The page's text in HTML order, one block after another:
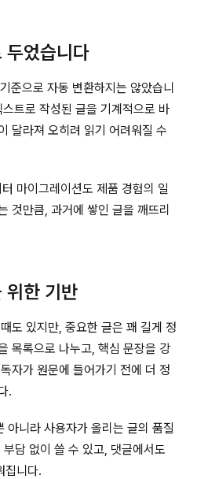
두었습니다
준으로 자동 변환하지는 않았습니
트로 작성된 글을 기계적으로 바
달라져 오히려 읽기 어려워질 수
마이그레이션도 제품 경험의 일
것만큼, 과거에 쌓인 글을 깨뜨리
위한 기반
도 있지만, 중요한 글은 꽤 길게 정
목록으로 나누고, 핵심 문장을 강
자가 원문에 들어가기 전에 더 정
.
니라 사용자가 올리는 글의 품질
담 없이 쓸 수 있고, 댓글에서도
집니다.